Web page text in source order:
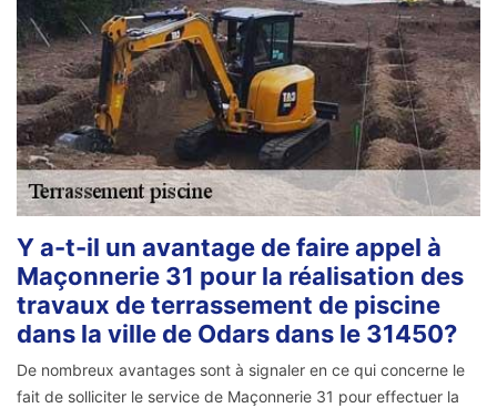
Y a-t-il un avantage de faire appel à
Maçonnerie 31 pour la réalisation des
travaux de terrassement de piscine
dans la ville de Odars dans le 31450?
De nombreux avantages sont à signaler en ce qui concerne le
fait de solliciter le service de Maçonnerie 31 pour effectuer la